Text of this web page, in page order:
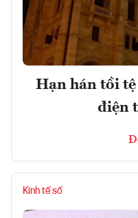
Hạn hán tồi
điện
Kinh tế số